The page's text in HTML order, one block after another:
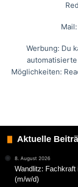
Mail:
Werbung: Du
Möglichkeiten:
Aktuelle
8. August 2026
Wandlitz: Fachkraft
(m/w/d)